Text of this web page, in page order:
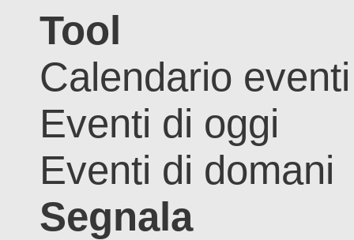
Tool
Calendario eventi
Eventi di oggi
Eventi di domani
Segnala